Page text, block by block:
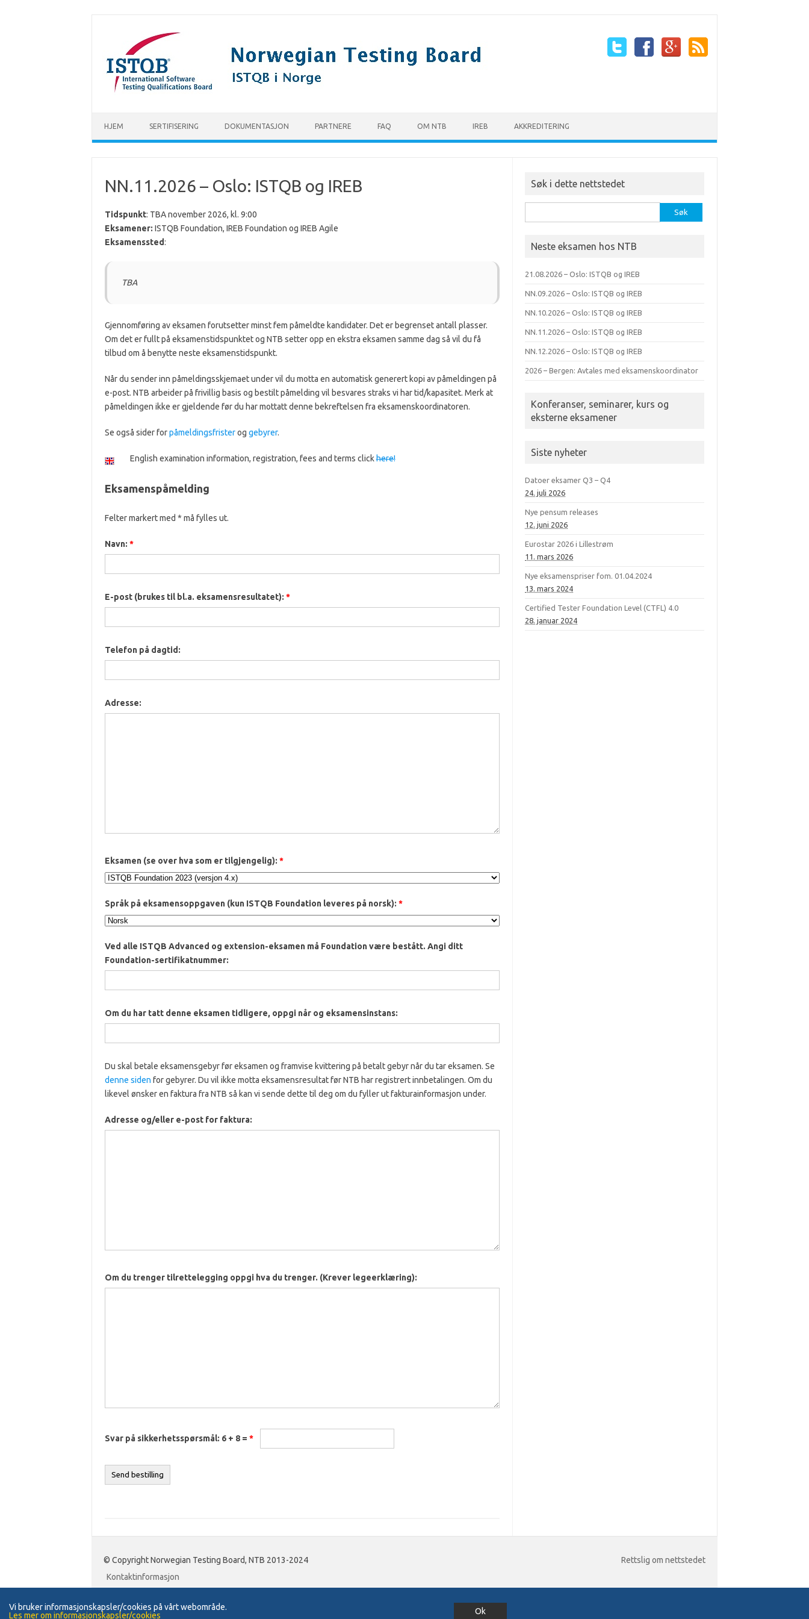
HJEM SERTIFISERING DOKUMENTASJON PARTNERE FAQ OM NTB IREB AKKREDITERING
NN.11.2026 – Oslo: ISTQB og IREB
Tidspunkt: TBA november 2026, kl. 9:00
Eksamener: ISTQB Foundation, IREB Foundation og IREB Agile
Eksamenssted:
TBA
Gjennomføring av eksamen forutsetter minst fem påmeldte kandidater. Det er begrenset antall plasser.
Om det er fullt på eksamenstidspunktet og NTB setter opp en ekstra eksamen samme dag så vil du få
tilbud om å benytte neste eksamenstidspunkt.
Når du sender inn påmeldingsskjemaet under vil du motta en automatisk generert kopi av påmeldingen på
e-post. NTB arbeider på frivillig basis og bestilt påmelding vil besvares straks vi har tid/kapasitet. Merk at
påmeldingen ikke er gjeldende før du har mottatt denne bekreftelsen fra eksamenskoordinatoren.
Se også sider forpåmeldingsfristerog gebyrer.
English examination information, registration, fees and terms clickhere!
Eksamenspåmelding
Felter markert med * må fylles ut.
Navn: *
E-post (brukes til bl.a. eksamensresultatet): *
Telefon på dagtid:
Adresse:
Eksamen (se over hva som er tilgjengelig): *
Språk på eksamensoppgaven (kun ISTQB Foundation leveres på norsk): *
Ved alle ISTQB Advanced og extension-eksamen må Foundation være bestått. Angi ditt
Foundation-sertifikatnummer:
Om du har tatt denne eksamen tidligere, oppgi når og eksamensinstans:
Du skal betale eksamensgebyr før eksamen og framvise kvittering på betalt gebyr når du tar eksamen. Se
denne siden for gebyrer. Du vil ikke motta eksamensresultat før NTB har registrert innbetalingen. Om du
likevel ønsker en faktura fra NTB så kan vi sende dette til deg om du fyller ut fakturainformasjon under.
Adresse og/eller e-post for faktura:
Om du trenger tilrettelegging oppgi hva du trenger. (Krever legeerklæring):
Svar på sikkerhetsspørsmål: 6 + 8 = *
Søk i dette nettstedet
Neste eksamen hos NTB
21.08.2026 – Oslo: ISTQB og IREB
NN.09.2026 – Oslo: ISTQB og IREB
NN.10.2026 – Oslo: ISTQB og IREB
NN.11.2026 – Oslo: ISTQB og IREB
NN.12.2026 – Oslo: ISTQB og IREB
2026 – Bergen: Avtales med eksamenskoordinator
Konferanser, seminarer, kurs og
eksterne eksamener
Siste nyheter
Datoer eksamer Q3 – Q4
24. juli 2026
Nye pensum releases
12. juni 2026
Eurostar 2026 i Lillestrøm
11. mars 2026
Nye eksamenspriser fom. 01.04.2024
13. mars 2024
Certified Tester Foundation Level (CTFL) 4.0
28. januar 2024
© Copyright Norwegian Testing Board, NTB 2013-2024
Kontaktinformasjon
Rettslig om nettstedet
Vi bruker informasjonskapsler/cookies på vårt webområde.
Les mer om informasjonskapsler/cookies
Ok